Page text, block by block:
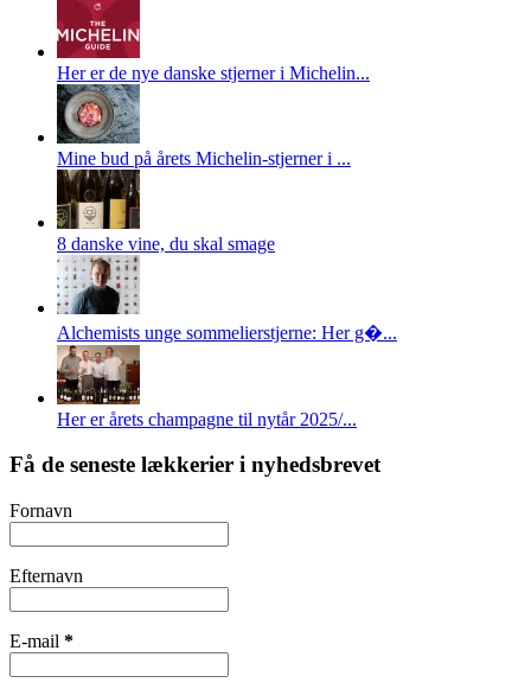
Her er de nye danske stjerner i Michelin...
Mine bud på årets Michelin-stjerner i ...
8 danske vine, du skal smage
Alchemists unge sommelierstjerne: Her g�...
Her er årets champagne til nytår 2025/...
Få de seneste lækkerier i nyhedsbrevet
Fornavn
Efternavn
E-mail *